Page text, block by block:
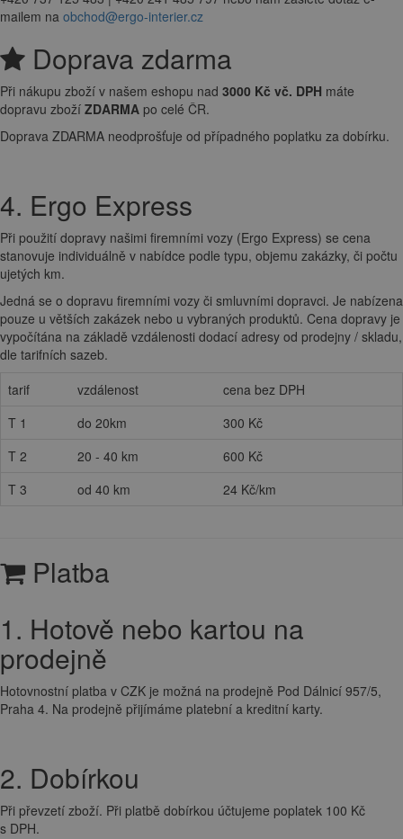
mailem na obchod@ergo-interier.cz
Doprava zdarma
Při nákupu zboží v našem eshopu nad 3000 Kč vč. DPH máte
dopravu zboží ZDARMA po celé ČR.
Doprava ZDARMA neodprošťuje od případného poplatku za dobírku.
4. Ergo Express
Při použití dopravy našimi firemními vozy (Ergo Express) se cena
stanovuje individuálně v nabídce podle typu, objemu zakázky, či počtu
ujetých km.
Jedná se o dopravu firemními vozy či smluvními dopravci. Je nabízena
pouze u větších zakázek nebo u vybraných produktů. Cena dopravy je
vypočítána na základě vzdálenosti dodací adresy od prodejny / skladu,
dle tarifních sazeb.
tarif
vzdálenost
cena bez DPH
T 1
do 20km
300 Kč
T 2
20 - 40 km
600 Kč
T 3
od 40 km 24 Kč/km
Platba
1. Hotově nebo kartou na
prodejně
Hotovnostní platba v CZK je možná na prodejně Pod Dálnicí 957/5,
Praha 4. Na prodejně přijímáme platební a kreditní karty.
2. Dobírkou
Při převzetí zboží. Při platbě dobírkou účtujeme poplatek 100 Kč
s DPH.